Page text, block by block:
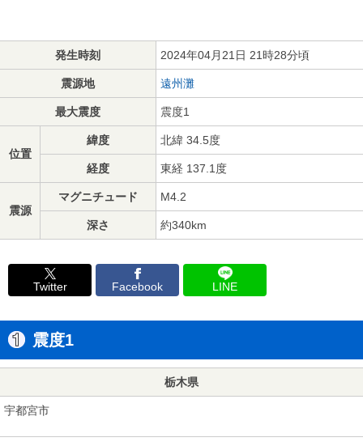
発生時刻 2024年04月21日 21時28分頃
震源地 遠州灘
最大震度 震度1
位置
緯度 北緯 34.5度
経度 東経 137.1度
震源
マグニチュード M4.2
深さ 約340km
Twitter Facebook LINE
震度1
栃木県
宇都宮市